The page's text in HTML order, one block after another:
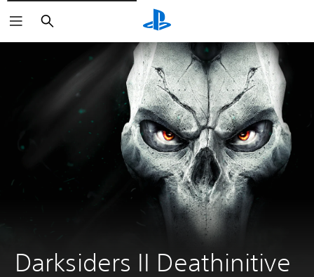
Buscar
Darksiders II Deathinitive